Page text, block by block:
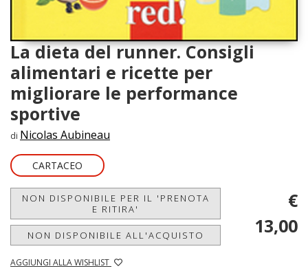
La dieta del runner. Consigli
alimentari e ricette per
migliorare le performance
sportive
di Nicolas Aubineau
CARTACEO
NON DISPONIBILE PER IL 'PRENOTA
E RITIRA'
NON DISPONIBILE ALL'ACQUISTO
AGGIUNGI ALLA WISHLIST
€
13,00